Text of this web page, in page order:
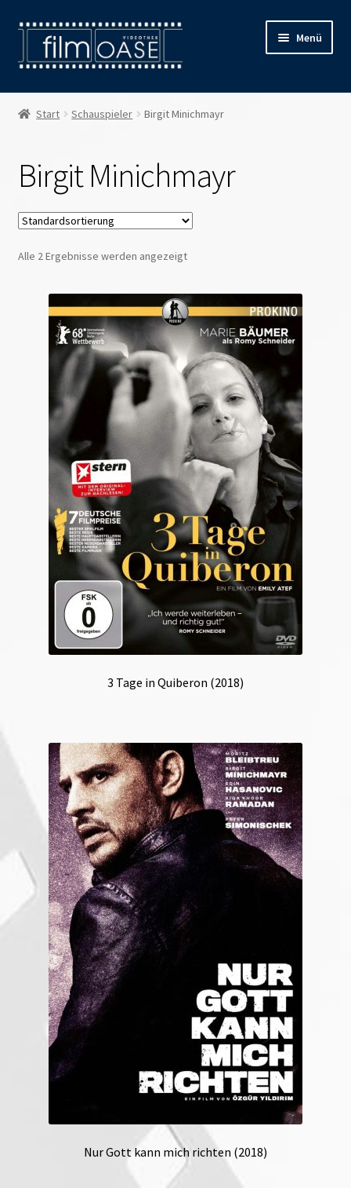
Zur
Navigation
springen
Zum
Inhalt
springen
Menü
Willkommen
Öffnungszeiten
Preise
Kontakt
Start Schauspieler Birgit Minichmayr
Birgit Minichmayr
Alle 2 Ergebnisse werden angezeigt
3 Tage in Quiberon (2018)
Nur Gott kann mich richten (2018)